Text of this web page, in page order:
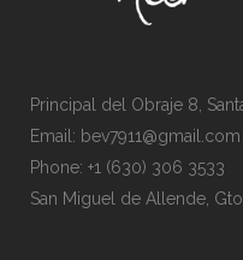
Principal del Obraje 8,
Email: bev7911@gmail.com
Phone: +1 (630) 306 3533
San Miguel de Allende, Gto.